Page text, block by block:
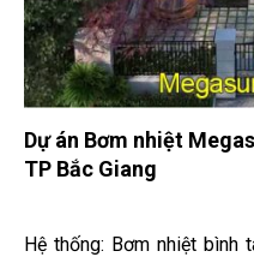
Dự án Bơm nhiệt
TP Bắc Giang
Hệ thống: Bơm nhiệt bình